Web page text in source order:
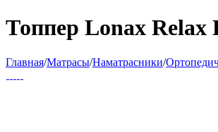
Топпер Lonax
Главная/Матрасы/Наматрасники/